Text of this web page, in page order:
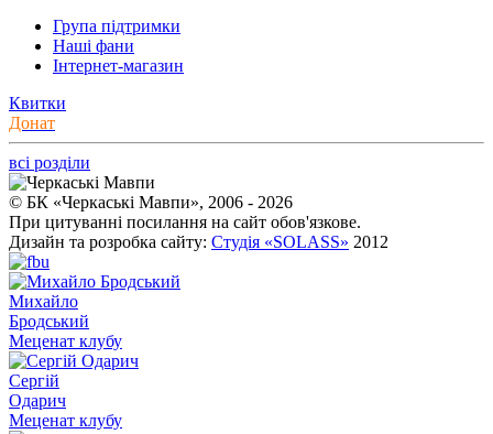
Група підтримки
Наші фани
Інтернет-магазин
Квитки
Донат
всі розділи
© БК «Черкаські Мавпи», 2006 - 2026
При цитуванні посилання на сайт обов'язкове.
Дизайн та розробка сайту: Студія «SOLASS» 2012
Михайло
Бродський
Меценат клубу
Сергій
Одарич
Меценат клубу